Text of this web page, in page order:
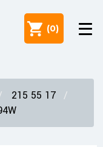
(0)
215 55 17